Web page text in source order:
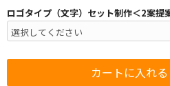
ロゴタイプ（文字）セット制作＜2案提